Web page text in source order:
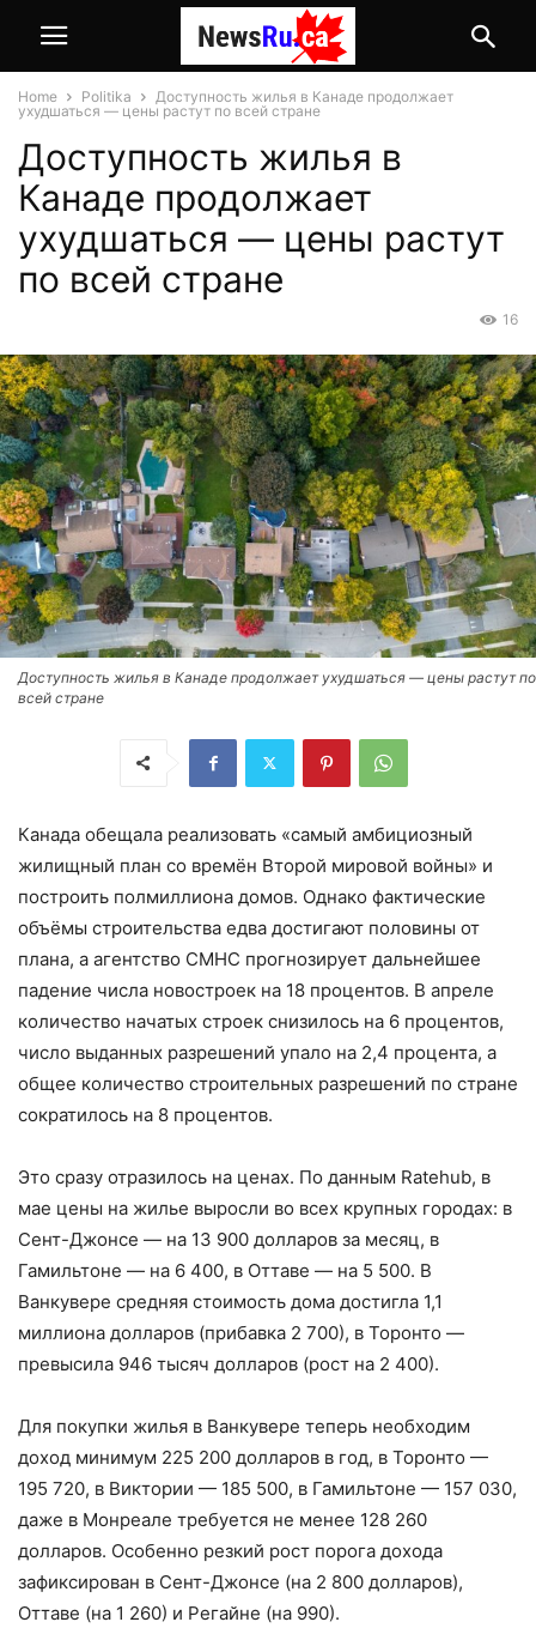
Home Politika
Доступность жилья в Канаде продолжает
ухудшаться — цены растут по всей стране
Доступность жилья в
Канаде продолжает
ухудшаться — цены растут
по всей стране
16
Доступность жилья в Канаде продолжает ухудшаться — цены растут по
всей стране
Канада обещала реализовать «самый амбициозный
жилищный план со времён Второй мировой войны» и
построить полмиллиона домов. Однако фактические
объёмы строительства едва достигают половины от
плана, а агентство CMHC прогнозирует дальнейшее
падение числа новостроек на 18 процентов. В апреле
количество начатых строек снизилось на 6 процентов,
число выданных разрешений упало на 2,4 процента, а
общее количество строительных разрешений по стране
сократилось на 8 процентов.
Это сразу отразилось на ценах. По данным Ratehub, в
мае цены на жилье выросли во всех крупных городах: в
Сент-Джонсе — на 13 900 долларов за месяц, в
Гамильтоне — на 6 400, в Оттаве — на 5 500. В
Ванкувере средняя стоимость дома достигла 1,1
миллиона долларов (прибавка 2 700), в Торонто —
превысила 946 тысяч долларов (рост на 2 400).
Для покупки жилья в Ванкувере теперь необходим
доход минимум 225 200 долларов в год, в Торонто —
195 720, в Виктории — 185 500, в Гамильтоне — 157 030,
даже в Монреале требуется не менее 128 260
долларов. Особенно резкий рост порога дохода
зафиксирован в Сент-Джонсе (на 2 800 долларов),
Оттаве (на 1 260) и Регайне (на 990).